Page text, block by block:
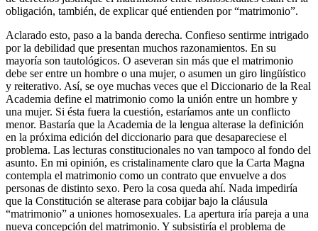
obligación, también, de explicar qué entienden por “matrimonio”.
Aclarado esto, paso a la banda derecha. Confieso sentirme intrigado
por la debilidad que presentan muchos razonamientos. En su
mayoría son tautológicos. O aseveran sin más que el matrimonio
debe ser entre un hombre o una mujer, o asumen un giro lingüístico
y reiterativo. Así, se oye muchas veces que el Diccionario de la Real
Academia define el matrimonio como la unión entre un hombre y
una mujer. Si ésta fuera la cuestión, estaríamos ante un conflicto
menor. Bastaría que la Academia de la lengua alterase la definición
en la próxima edición del diccionario para que desapareciese el
problema. Las lecturas constitucionales no van tampoco al fondo del
asunto. En mi opinión, es cristalinamente claro que la Carta Magna
contempla el matrimonio como un contrato que envuelve a dos
personas de distinto sexo. Pero la cosa queda ahí. Nada impediría
que la Constitución se alterase para cobijar bajo la cláusula
“matrimonio” a uniones homosexuales. La apertura iría pareja a una
nueva concepción del matrimonio. Y subsistiría el problema de